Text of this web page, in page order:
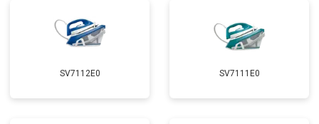
SV7112E0 SV7111E0